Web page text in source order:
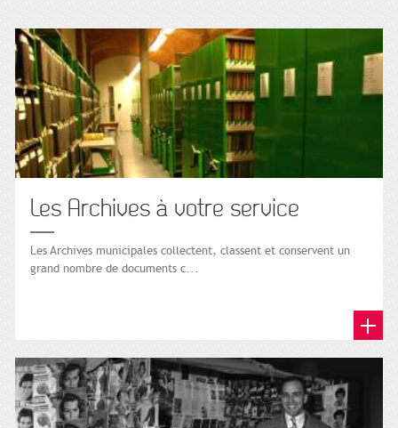
Les Archives à votre service
Les Archives municipales collectent, classent et conservent un
grand nombre de documents c...